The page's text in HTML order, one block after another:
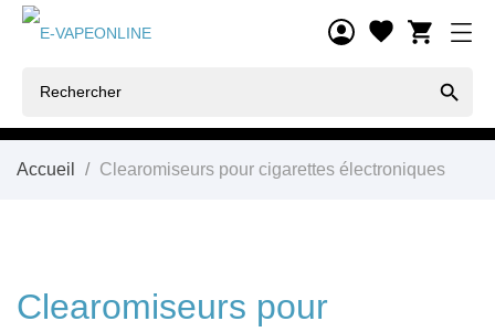
shopping_cart

Accueil Clearomiseurs pour cigarettes électroniques
Clearomiseurs pour